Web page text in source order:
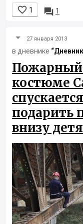
 1  1
27 января 2013
в дневнике
Пожарный
костюме
подарить
внизу